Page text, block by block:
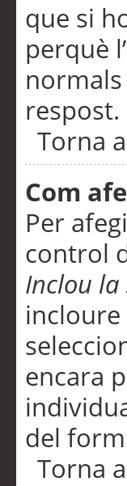
que si
perquè
respost.
Torna
Com
Per
control
Inclou
encara
del
Torna